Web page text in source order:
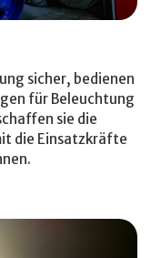
sicher, bedienen
für Beleuchtung
sie die
die Einsatzkräfte